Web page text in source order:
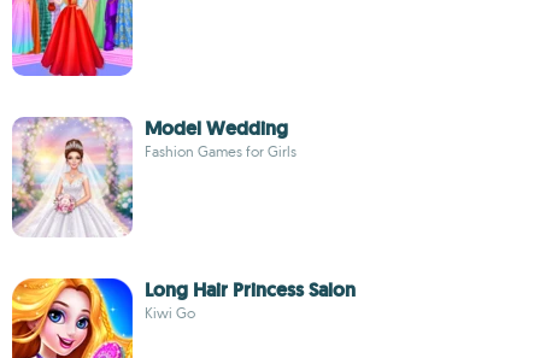
Model Wedding
Fashion Games for Girls
Long Hair Princess Salon
Kiwi Go